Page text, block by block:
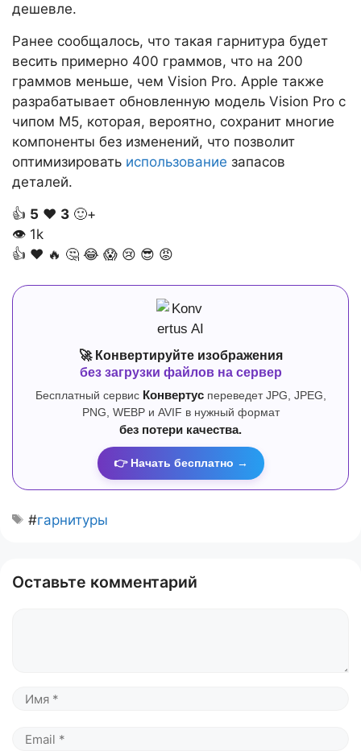
дешевле.
Ранее сообщалось, что такая гарнитура будет
весить примерно 400 граммов, что на 200
граммов меньше, чем Vision Pro. Apple также
разрабатывает обновленную модель Vision Pro с
чипом M5, которая, вероятно, сохранит многие
компоненты без изменений, что позволит
оптимизировать использование запасов
деталей.
👍 5 ❤️ 3 🙂+
👁 1k
👍 ❤️ 🔥 🤔 😂 😱 😢 😎 😡
🚀 Конвертируйте изображения
без загрузки файлов на сервер
Бесплатный сервис Конвертуспереведет JPG, JPEG,
PNG, WEBP и AVIF в нужный формат
без потери качества.
👉 Начать бесплатно →
#гарнитуры
Оставьте комментарий
Имя
Email